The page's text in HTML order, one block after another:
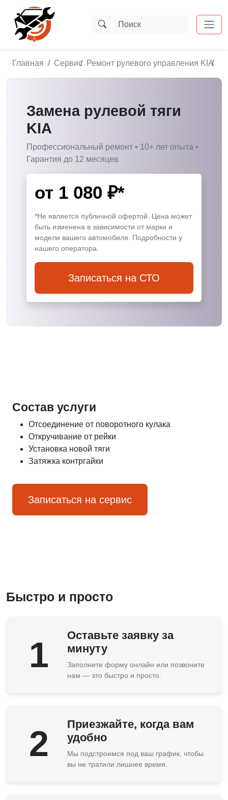
Главная Сервис Ремонт рулевого управления KIA
Замена рулевой тяги
KIA
Профессиональный ремонт • 10+ лет опыта •
Гарантия до 12 месяцев
от 1 080 ₽*
*Не является публичной офертой. Цена может
быть изменена в зависимости от марки и
модели вашего автомобиля. Подробности у
нашего оператора.
Записаться на СТО
Состав услуги
Отсоединение от поворотного кулака
Откручивание от рейки
Установка новой тяги
Затяжка контргайки
Записаться на сервис
Быстро и просто
1
Оставьте заявку за
минуту
Заполните форму онлайн или позвоните
нам — это быстро и просто.
2
Приезжайте, когда вам
удобно
Мы подстроимся под ваш график, чтобы
вы не тратили лишнее время.